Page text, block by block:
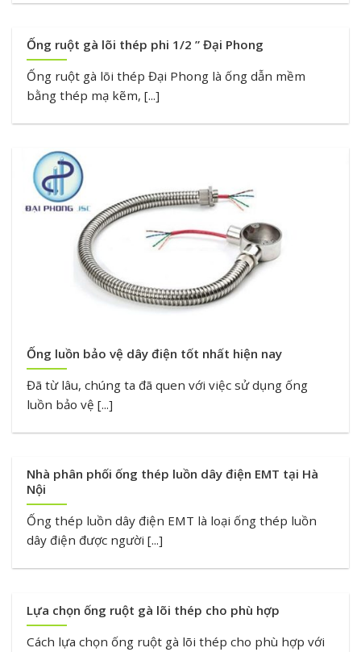
Ống ruột gà lõi thép phi 1/2 ” Đại Phong
Ống ruột gà lõi thép Đại Phong là ống dẫn mềm
bằng thép mạ kẽm, [...]
Ống luồn bảo vệ dây điện tốt nhất hiện nay
Đã từ lâu, chúng ta đã quen với việc sử dụng ống
luồn bảo vệ [...]
Nhà phân phối ống thép luồn dây điện EMT tại Hà
Nội
Ống thép luồn dây điện EMT là loại ống thép luồn
dây điện được người [...]
Lựa chọn ống ruột gà lõi thép cho phù hợp
Cách lựa chọn ống ruột gà lõi thép cho phù hợp với